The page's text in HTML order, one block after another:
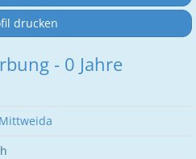
drucken
- 0 Jahre